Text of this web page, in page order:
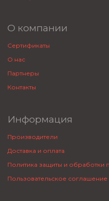
О компании
Сертификаты
О нас
Партнеры
Контакты
Информация
Производители
Доставка и оплата
Политика защиты и обработки
Пользовательское соглашение